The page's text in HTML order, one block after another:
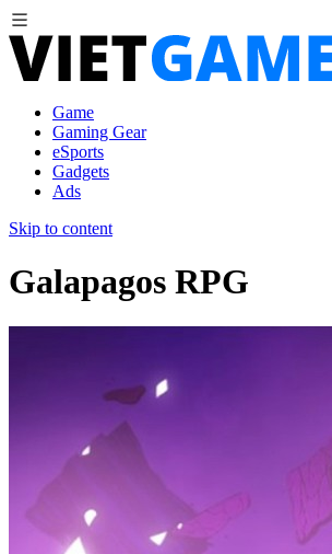
Game
Gaming Gear
eSports
Gadgets
Ads
Skip to content
Galapagos RPG